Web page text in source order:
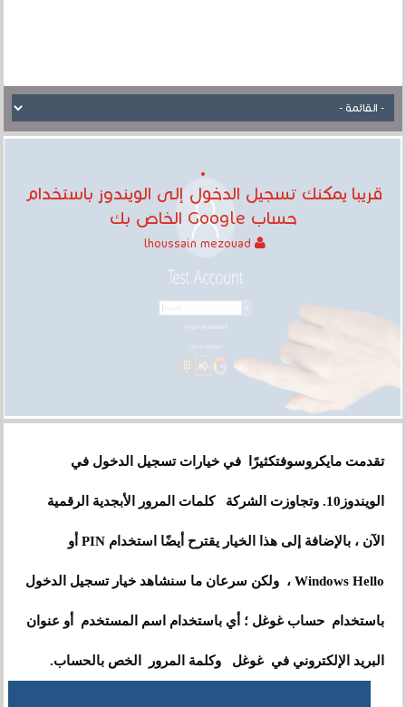
قريبا يمكنك تسجيل الدخول إلى الويندوز باستخدام
حساب Google الخاص بك
تقدمت مايكروسوفتكثيرًا في خيارات تسجيل الدخول في
الويندوز10. وتجاوزت الشركة كلمات المرور الأبجدية الرقمية
الآن ، بالإضافة إلى هذا الخيار يقترح أيضًا استخدام PIN أو
Windows Hello ، ولكن سرعان ما سنشاهد خيار تسجيل الدخول
باستخدام حساب غوغل ؛ أي باستخدام اسم المستخدم أو عنوان
البريد الإلكتروني في غوغل وكلمة المرور الخص بالحساب.